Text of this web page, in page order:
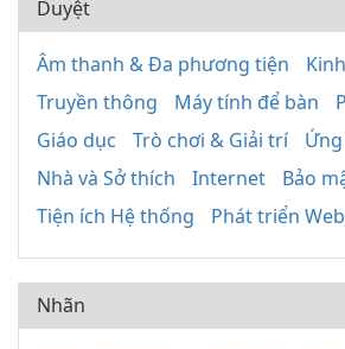
Duyệt
Âm thanh & Đa phương tiện
Truyền thông
Máy tính để bàn
Giáo dục
Trò chơi & Giải trí
Nhà và Sở thích
Internet Bảo
Tiện ích Hệ thống
Phát triển Web
Nhãn